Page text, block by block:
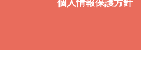
個人情報保護方針